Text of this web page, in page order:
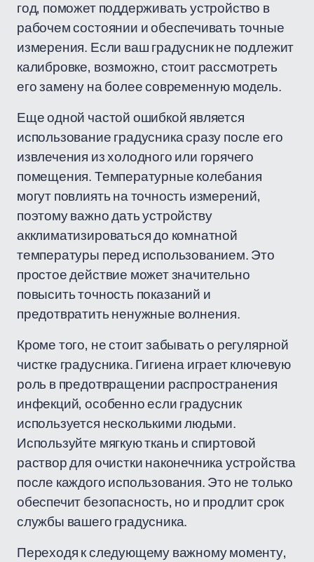
год, поможет поддерживать устройство в
рабочем состоянии и обеспечивать точные
измерения. Если ваш градусник не подлежит
калибровке, возможно, стоит рассмотреть
его замену на более современную модель.
Еще одной частой ошибкой является
использование градусника сразу после его
извлечения из холодного или горячего
помещения. Температурные колебания
могут повлиять на точность измерений,
поэтому важно дать устройству
акклиматизироваться до комнатной
температуры перед использованием. Это
простое действие может значительно
повысить точность показаний и
предотвратить ненужные волнения.
Кроме того, не стоит забывать о регулярной
чистке градусника. Гигиена играет ключевую
роль в предотвращении распространения
инфекций, особенно если градусник
используется несколькими людьми.
Используйте мягкую ткань и спиртовой
раствор для очистки наконечника устройства
после каждого использования. Это не только
обеспечит безопасность, но и продлит срок
службы вашего градусника.
Переходя к следующему важному моменту,